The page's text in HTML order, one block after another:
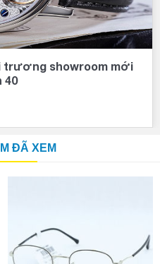
trương showroom mới
40
ĐÃ XEM